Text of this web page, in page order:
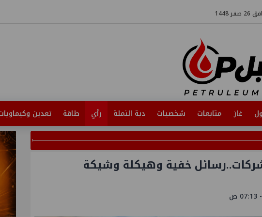
غاز متابعات شخصيات دبة النملة رأي طاقة تعدين
خفية وهيكلة وشيكة